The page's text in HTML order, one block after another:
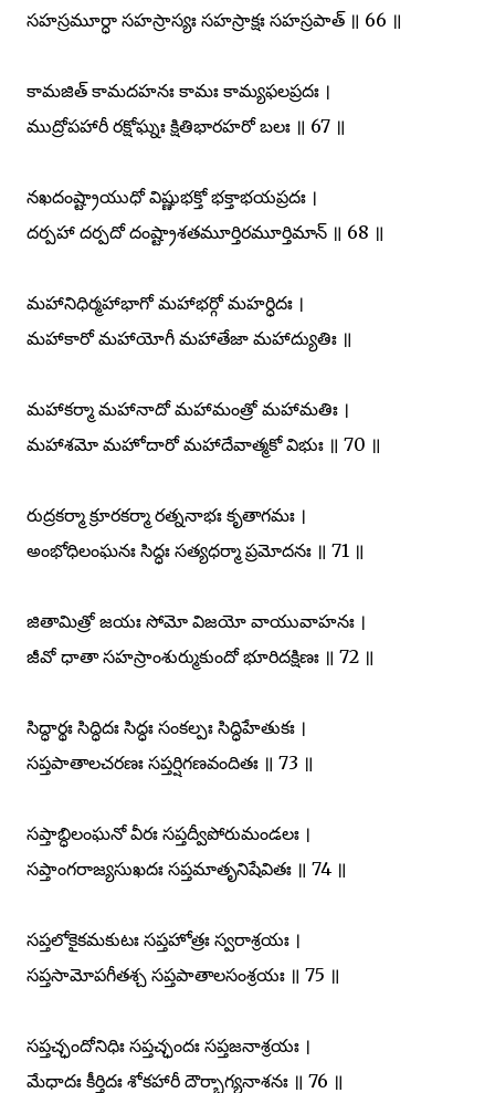
సహస్రమూర్ధా సహస్రాస్యః సహస్రాక్షః సహస్రపాత్ ॥ 66 ॥
కామజిత్ కామదహనః కామః కామ్యఫలప్రదః ।
ముద్రోపహారీ రక్షోఘ్నః క్షితిభారహరో బలః ॥ 67 ॥
నఖదంష్ట్రాయుధో విష్ణుభక్తో భక్తాభయప్రదః ।
దర్పహా దర్పదో దంష్ట్రాశతమూర్తిరమూర్తిమాన్ ॥ 68 ॥
మహానిధిర్మహాభాగో మహాభర్గో మహర్ధిదః ।
మహాకారో మహాయోగీ మహాతేజా మహాద్యుతిః ॥
మహాకర్మా మహానాదో మహామంత్రో మహామతిః ।
మహాశమో మహోదారో మహాదేవాత్మకో విభుః ॥ 70 ॥
రుద్రకర్మా క్రూరకర్మా రత్ననాభః కృతాగమః ।
అంభోధిలంఘనః సిద్ధః సత్యధర్మా ప్రమోదనః ॥ 71 ॥
జితామిత్రో జయః సోమో విజయో వాయువాహనః ।
జీవో ధాతా సహస్రాంశుర్ముకుందో భూరిదక్షిణః ॥ 72 ॥
సిద్ధార్థః సిద్ధిదః సిద్ధః సంకల్పః సిద్ధిహేతుకః ।
సప్తపాతాలచరణః సప్తర్షిగణవందితః ॥ 73 ॥
సప్తాబ్ధిలంఘనో వీరః సప్తద్వీపోరుమండలః ।
సప్తాంగరాజ్యసుఖదః సప్తమాతృనిషేవితః ॥ 74 ॥
సప్తలోకైకమకుటః సప్తహోత్రః స్వరాశ్రయః ।
సప్తసామోపగీతశ్చ సప్తపాతాలసంశ్రయః ॥ 75 ॥
సప్తచ్ఛందోనిధిః సప్తచ్ఛందః సప్తజనాశ్రయః ।
మేధాదః కీర్తిదః శోకహారీ దౌర్భాగ్యనాశనః ॥ 76 ॥